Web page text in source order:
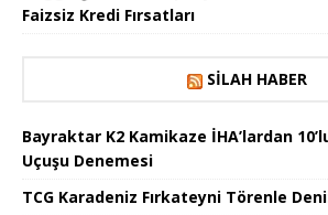
Faizsiz Kredi Fırsatları
SILAH HABER
Bayraktar K2 Kamikaze İHA’lardan
Uçuşu Denemesi
TCG Karadeniz Fırkateyni Törenle